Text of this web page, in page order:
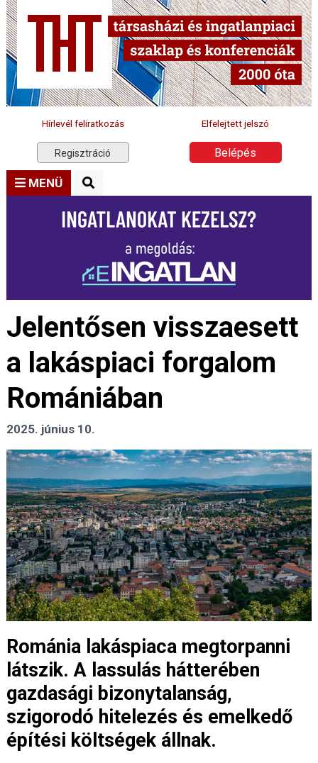
Hírlevél feliratkozás Elfelejtett jelszó
Regisztráció Belépés
MENÜ
Jelentősen visszaesett
a lakáspiaci forgalom
Romániában
2025. június 10.
Románia lakáspiaca megtorpanni
látszik. A lassulás hátterében
gazdasági bizonytalanság,
szigorodó hitelezés és emelkedő
építési költségek állnak.